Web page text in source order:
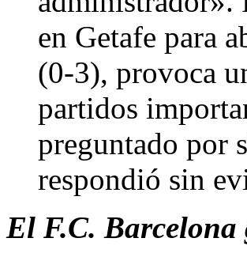
en Getafe para
(0-3), provoca
partidos
preguntado por
respondió sin
El F.C. Barcelona